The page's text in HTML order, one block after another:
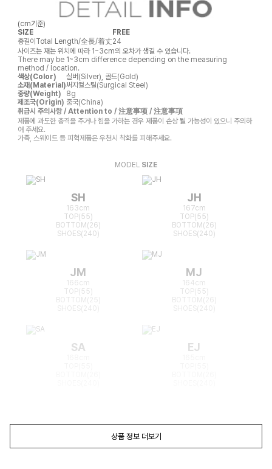
(cm기준)
SIZE
FREE
총길이 Total Length/全長/着丈24
사이즈는 재는 위치에 따라 1~3cm의 오차가 생길 수 있습니다.
There may be 1~3cm difference depending on the measuring
method / location.
색상(Color)
실버(Silver), 골드(Gold)
소재(Material)써지컬스틸(Surgical Steel)
중량(Weight)
8g
제조국(Origin) 중국(China)
취급시 주의사항 / Attention to / 注意事项 / 注意事項
제품에 과도한 충격을 주거나 힘을 가하는 경우 제품이 손상 될 가능성이 있으니 주의하
여 주세요.
가죽, 스웨이드 등 피혁제품은 우천시 착화를 피해주세요.
MODEL SIZE
SH
163cm
TOP(55)
BOTTOM(26)
SHOES(240)
JH
167cm
TOP(55)
BOTTOM(26)
SHOES(240)
JM
166cm
TOP(55)
BOTTOM(25)
MJ
164cm
TOP(55)
BOTTOM(26)
SA EJ
상품 정보 더보기